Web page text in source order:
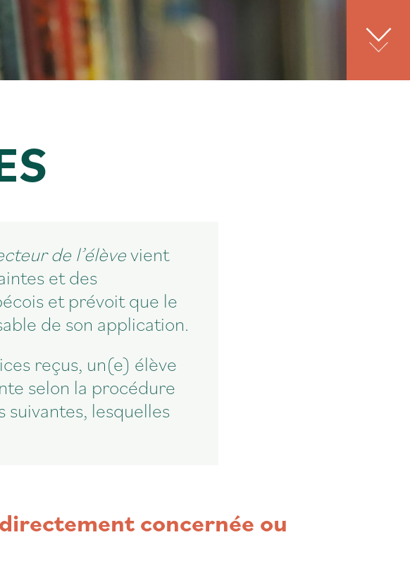
de l’élèvevient
et des
et prévoit que le
de son application.
reçus, un(e) élève
selon la procédure
lesquelles
concernée ou